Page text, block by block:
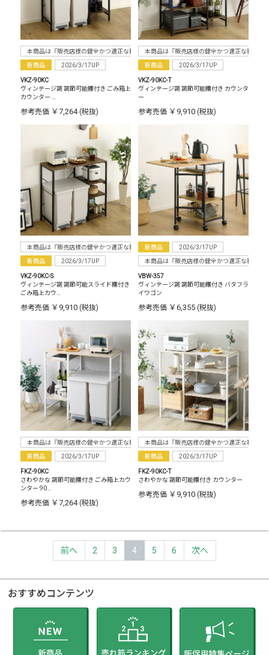
本商品は『販売店様の健全かつ適正な利益確保のため指定価格制度に準拠した販売』をお
新商品 2026/3/17UP
VKZ-90KC
ヴィンテージ調 調節可能棚付き ごみ箱上
カウンター …
参考売価 ￥7,264 (税抜)
本商品は『販売店様の健全かつ適正な利益確
新商品 2026/3/17UP
VKZ-90KC-T
ヴィンテージ調 調節可能棚付き カウンタ
ー
参考売価 ￥9,910 (税抜)
本商品は『販売店様の健全かつ適正な利益確保のため指定価格制度に準拠した販売』をお
新商品 2026/3/17UP
VKZ-90KC-S
ヴィンテージ調 調節可能スライド棚付き
ごみ箱上カウ…
参考売価 ￥9,910 (税抜)
新商品 2026/3/17UP
本商品は『販売店様の健全かつ適正な利益確
VBW-357
ヴィンテージ調 調節可能棚付き バタフラ
イワゴン
参考売価 ￥6,355 (税抜)
本商品は『販売店様の健全かつ適正な利益確保のため指定価格制度に準拠した販売』をお
新商品 2026/3/17UP
FKZ-90KC
さわやかな 調節可能棚付き ごみ箱上カウ
ンター 90…
参考売価 ￥7,264 (税抜)
本商品は『販売店様の健全かつ適正な利益確
新商品 2026/3/17UP
FKZ-90KC-T
さわやかな 調節可能棚付き カウンター
参考売価 ￥9,910 (税抜)
前へ 2 3 4 5 6 次へ
おすすめコンテンツ